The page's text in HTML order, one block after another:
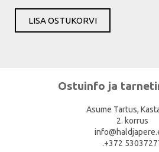
LISA OSTUKORVI
Ostuinfo ja
Asume Tartus,
2. korrus
.+372